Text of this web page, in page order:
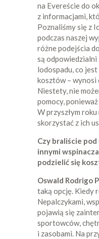
na Evereście do
z informacjami,
Poznaliśmy się z
podczas naszej
różne podejścia
są odpowiedzialni
lodospadu, co
kosztów – wynosi
Niestety, nie
pomocy,
W przyszłym
skorzystać z ich
Czy braliście pod
innymi
podzielić się
Oswald Rodrigo
taką opcję. Kiedy
Nepalczykami,
pojawią się
sportowców,
i zasobami. Na